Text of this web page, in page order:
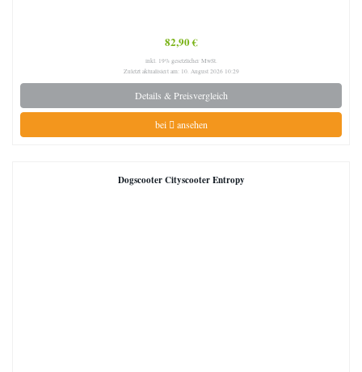
82,90 €
inkl. 19% gesetzlicher MwSt.
Zuletzt aktualisiert am: 10. August 2026 10:29
Details & Preisvergleich
bei ansehen
Dogscooter Cityscooter Entropy